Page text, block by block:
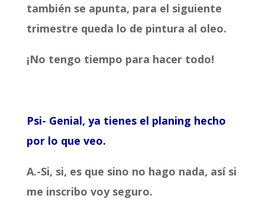
también se apunta, para el siguiente
trimestre queda lo de pintura al oleo.
¡No tengo tiempo para hacer todo!
Psi- Genial, ya tienes el planing hecho
por lo que veo.
A.-Si, si, es que sino no hago nada, así si
me inscribo voy seguro.